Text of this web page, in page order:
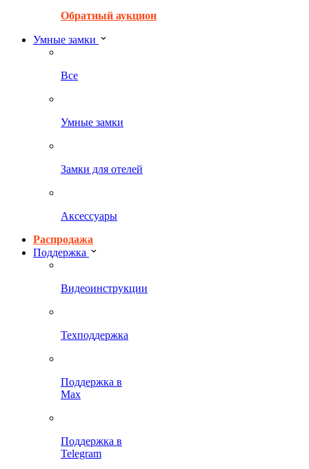
Обратный аукцион
Умные замки
Все
Умные замки
Замки для отелей
Аксессуары
Распродажа
Поддержка
Видеоинструкции
Техподдержка
Поддержка в
Max
Поддержка в
Telegram